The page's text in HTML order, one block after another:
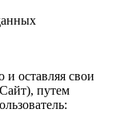
оставляя свои
путем